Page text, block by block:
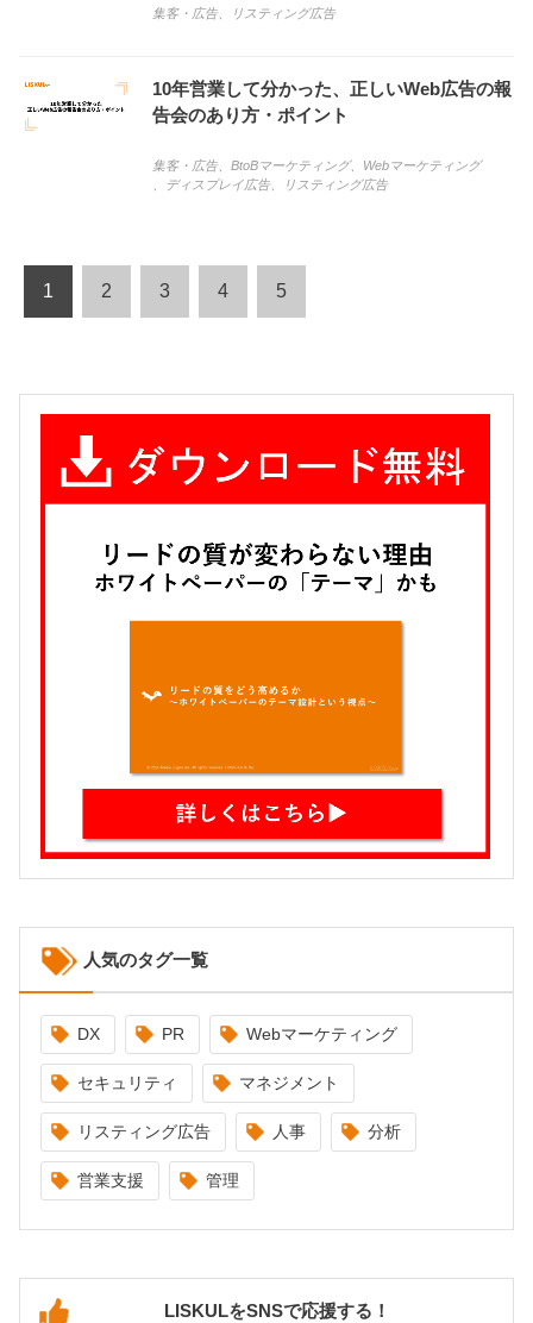
集客・広告、 リスティング広告
10年営業して分かった、正しいWeb広告の報
告会のあり方・ポイント
集客・広告、 BtoBマーケティング、 Webマーケティング
ディスプレイ広告、 リスティング広告
1 2 3 4 5
人気のタグ一覧
DX PR Webマーケティング
セキュリティ マネジメント
リスティング広告 人事 分析
営業支援 管理
LISKULをSNSで応援する！